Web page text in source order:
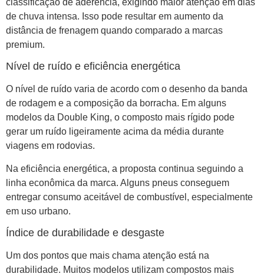
de chuva intensa. Isso pode resultar em aumento da
distância de frenagem quando comparado a marcas
premium.
Nível de ruído e eficiência energética
O nível de ruído varia de acordo com o desenho da banda
de rodagem e a composição da borracha. Em alguns
modelos da Double King, o composto mais rígido pode
gerar um ruído ligeiramente acima da média durante
viagens em rodovias.
Na eficiência energética, a proposta continua seguindo a
linha econômica da marca. Alguns pneus conseguem
entregar consumo aceitável de combustível, especialmente
em uso urbano.
Índice de durabilidade e desgaste
Um dos pontos que mais chama atenção está na
durabilidade. Muitos modelos utilizam compostos mais